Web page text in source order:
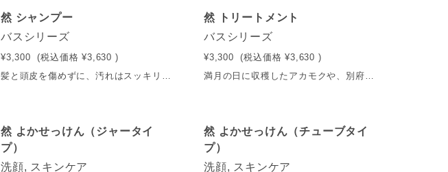
然 シャンプー
バスシリーズ
¥3,300 (税込価格 ¥3,630 )
髪と頭皮を傷めずに、汚れはスッキリ。根元から健やかな美髪へ。 満月の日に収穫したアカモクや別府伝統のミョウバンを配合し、完然無添加®※で作り上げました。アミノ酸系成分が潤いを守りながら地肌を整え、ふんわり輝くツヤ髪が育つ環境へと導く、健やかな美髪のためのノンシリコンシャンプーです。 ※自然の力を活かし、自然の知恵を用いた抽出方法や保存方法を選択し、防腐剤（パラベン、フェノキシエタノール）、鉱物油、石油系界面活性剤、合成香料、合成着色料、エタノールを含まずに化粧品を作り、お届けすること。※完然無添加®は、（株）長寿乃里、（株）イングの登録商標です。 内容量：250ml 送料：550円（税込） ※5,400円（税込）以上で送料無料
然 トリートメント
バスシリーズ
¥3,300 (税込価格 ¥3,630 )
満月の日に収穫したアカモクや、別府伝統のミョウバンを贅沢に配合し、表面を繕うのではなく芯から補修することに拘りました。毎日のトリートメントに加え、週に数回「頭皮パック」として使用することで血行を促し、健やかな髪が育つ環境を整えます。ドライヤー前のアウトバスケアとしてもお使いいただける、多機能トリートメントです。 内容量：250ml 送料：550円（税込） ※5,400円（税込）以上で送料無料
然 よかせっけん（ジャータイ
プ）
洗顔, スキンケア
然 よかせっけん（チューブタイ
プ）
洗顔, スキンケア